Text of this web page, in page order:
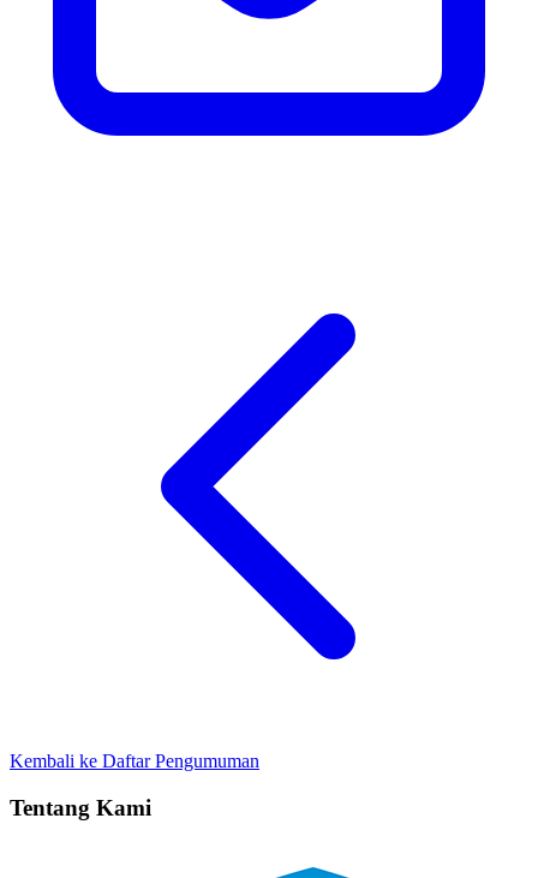
Kembali ke Daftar Pengumuman
Tentang Kami